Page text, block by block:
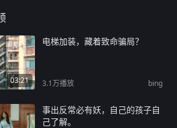
03:21
电梯加装，藏着致命骗局？
3.1万播放 bing
事出反常必有妖，自己的孩子自
己了解。